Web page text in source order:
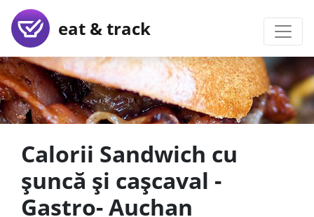
eat & track
Calorii Sandwich cu
șuncă și cașcaval -
Gastro- Auchan